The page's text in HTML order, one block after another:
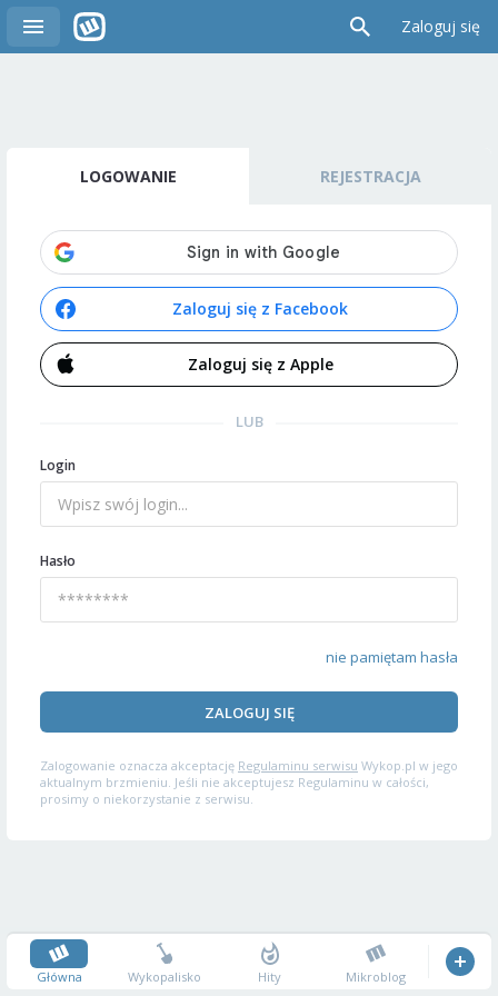
Zaloguj się
LOGOWANIE REJESTRACJA
Zaloguj się z Facebook
Zaloguj się z Apple
LUB
Login
Hasło
nie pamiętam hasła
ZALOGUJ SIĘ
Zalogowanie oznacza akceptację Regulaminu serwisu Wykop.pl w jego
aktualnym brzmieniu. Jeśli nie akceptujesz Regulaminu w całości,
prosimy o niekorzystanie z serwisu.
Główna Wykopalisko Hity Mikroblog